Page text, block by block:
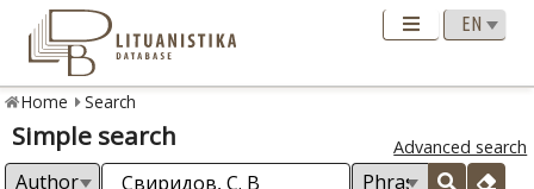
Home Search
Simple search Advanced search